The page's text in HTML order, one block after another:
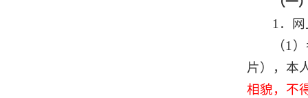
1．
（1
片）， 本
相貌，不